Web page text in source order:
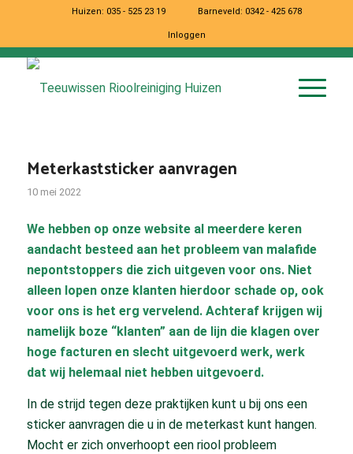
Huizen: 035 - 525 23 19 Barneveld: 0342 - 425 678
Inloggen
Meterkaststicker aanvragen
10 mei 2022
We hebben op onze website al meerdere keren
aandacht besteed aan het probleem van malafide
nepontstoppers die zich uitgeven voor ons. Niet
alleen lopen onze klanten hierdoor schade op, ook
voor ons is het erg vervelend. Achteraf krijgen wij
namelijk boze “klanten” aan de lijn die klagen over
hoge facturen en slecht uitgevoerd werk, werk
dat wij helemaal niet hebben uitgevoerd.
In de strijd tegen deze praktijken kunt u bij ons een
sticker aanvragen die u in de meterkast kunt hangen.
Mocht er zich onverhoopt een riool probleem